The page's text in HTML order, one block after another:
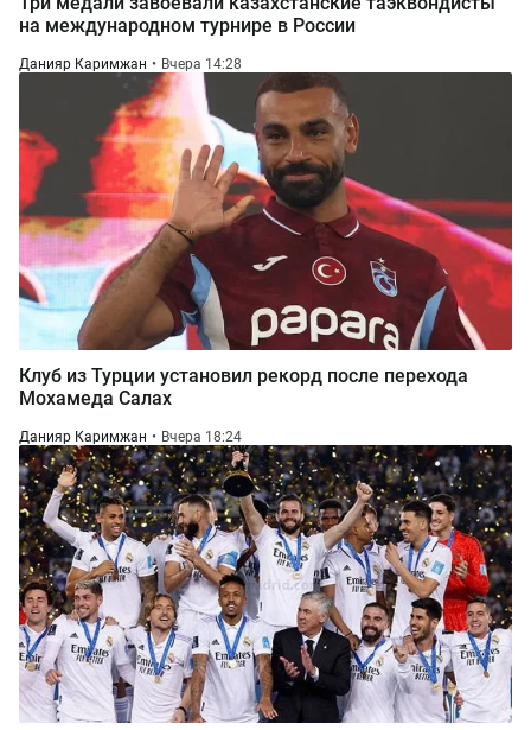
на международном турнире в России
Данияр Каримжан Вчера 14:28
Клуб из Турции установил рекорд после перехода
Мохамеда Салах
Данияр Каримжан Вчера 18:24